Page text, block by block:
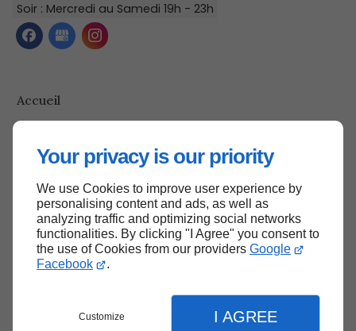
Your privacy is our priority
We use Cookies to improve user experience by
personalising content and ads, as well as
analyzing traffic and optimizing social networks
functionalities. By clicking "I Agree" you consent to
the use of Cookies from our providers Google
Facebook
.
Customize I AGREE
Soir : Mercredi au Samedi 19h - 23h
Accueil
Contactez-nous
Mentions légales
Haut de page